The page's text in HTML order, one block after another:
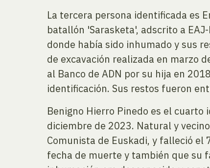
La tercera persona identificada es
batallón 'Sarasketa', adscrito a
donde había sido inhumado y sus
de excavación realizada en marzo
al Banco de ADN por su hija en
identificación. Sus restos fueron
Benigno Hierro Pinedo es el
diciembre de 2023. Natural y
Comunista de Euskadi, y falleció
fecha de muerte y también que su